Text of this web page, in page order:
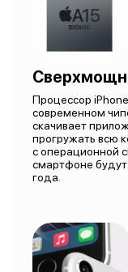
Процессор
современном
скачивает
прогружать всю
с операционной
смартфоне
года.